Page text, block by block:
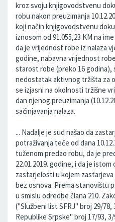
kroz svoju knjigovodstvenu
robu nakon preuzimanja
koji način knjigovodstvenu
iznosom od 91.055,23 KM na
da je vrijednost robe iz nalaza
godine, nabavna vrijednost
starost robe (preko 16 godina),
nedostatak aktivnog tržišta za
se izjasni na okolnosti tržišne
dan njenog preuzimanja
sačinjavanja nalaza.
... Nadalje je sud našao da
potraživanja teče od dana
tuženom predao robu, da je
22.01.2019. godine, i da je
zastarjelosti u kojem
bez osnova. Prema stanovištu
u smislu odredbe člana 210.
("Službeni list SFRJ" broj 29/78,
Republike Srpske" broj 17/93,